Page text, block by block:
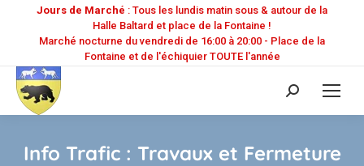
Jours de Marché : Tous les lundis matin sous & autour de la
Halle Baltard et place de la Fontaine !
Marché nocturne du vendredi de 16:00 à 20:00 - Place de la
Fontaine et de l'échiquier TOUTE l'année
Recherche
:
Info Trafic : Travaux et Fermeture